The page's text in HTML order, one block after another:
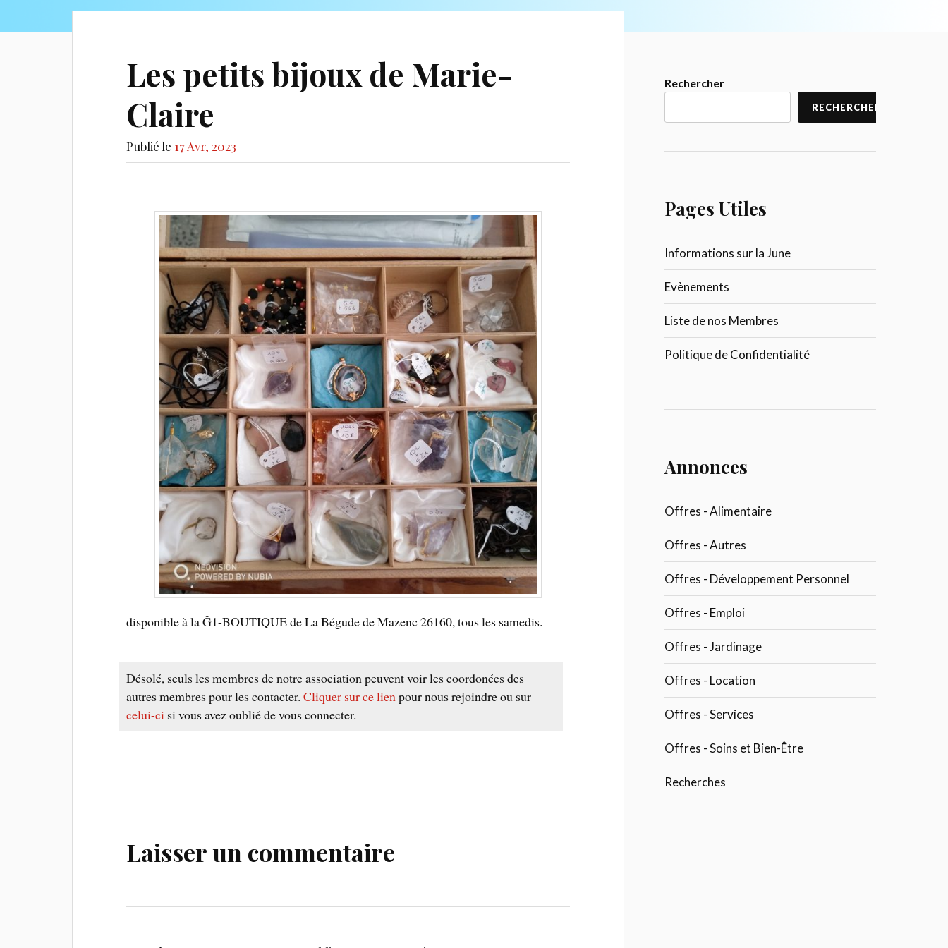
Les petits bijoux de Marie-
Claire
Publié le 17 Avr, 2023
disponible à la Ğ1-BOUTIQUE de La Bégude de Mazenc 26160, tous les samedis.
Désolé, seuls les membres de notre association peuvent voir les coordonées des
autres membres pour les contacter.Cliquer sur ce lienpour nous rejoindre ou sur
celui-ci si vous avez oublié de vous connecter.
Laisser un commentaire
Rechercher
RECHERCHER
Pages Utiles
Informations sur la June
Evènements
Liste de nos Membres
Politique de Confidentialité
Annonces
Offres - Alimentaire
Offres - Autres
Offres - Développement Personnel
Offres - Emploi
Offres - Jardinage
Offres - Location
Offres - Services
Offres - Soins et Bien-Être
Recherches